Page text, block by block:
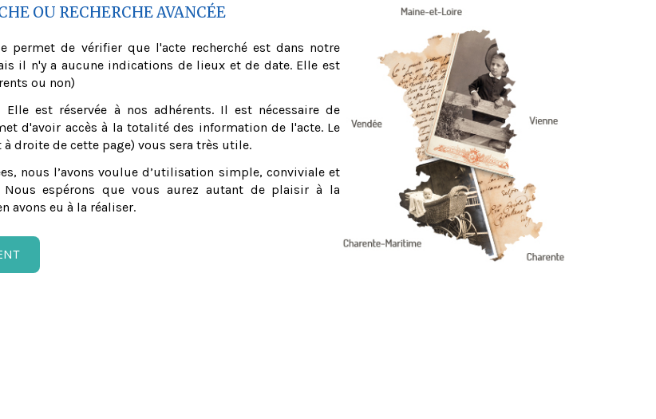
OU RECHERCHE AVANCÉE
permet de vérifier que l'acte recherché est dans notre
il n'y a aucune indications de lieux et de date. Elle est
ou non)
Elle est réservée à nos adhérents. Il est nécessaire de
d'avoir accès à la totalité des information de l'acte. Le
droite de cette page) vous sera très utile.
nous l’avons voulue d’utilisation simple, conviviale et
Nous espérons que vous aurez autant de plaisir à la
avons eu à la réaliser.